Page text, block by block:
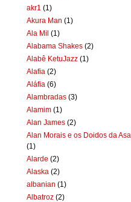
akr1 (1)
Akura Man (1)
Ala Mil (1)
Alabama Shakes (2)
Alabê KetuJazz (1)
Alafia (2)
Aláfia (6)
Alambradas (3)
Alamim (1)
Alan James (2)
Alan Morais e os Doidos da Asa
(1)
Alarde (2)
Alaska (2)
albanian (1)
Albatroz (2)